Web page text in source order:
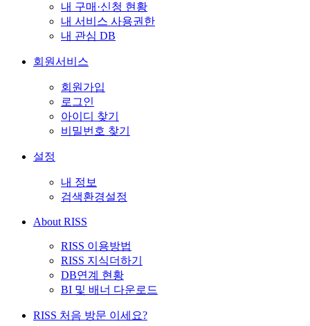
내 구매·신청 현황
내 서비스 사용권한
내 관심 DB
회원서비스
회원가입
로그인
아이디 찾기
비밀번호 찾기
설정
내 정보
검색환경설정
About RISS
RISS 이용방법
RISS 지식더하기
DB연계 현황
BI 및 배너 다운로드
RISS 처음 방문 이세요?